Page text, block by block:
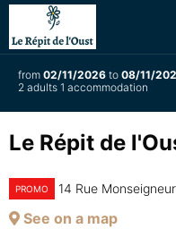
from 02/11/2026 to 08/11/
2 adults 1 accommodation
Le Répit de
PROMO 14 Rue
See on a map